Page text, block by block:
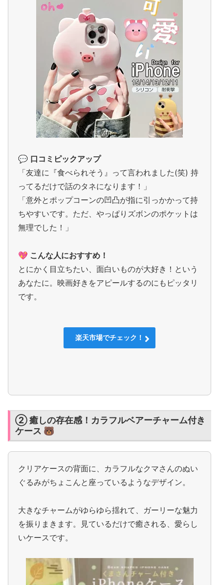
💬 口コミピックアップ
「友達に『食べられそう』って言われました(笑) 持
ってるだけで話のタネになります！」
「意外とポップコーンの凹凸が指に引っかかって持
ちやすいです。ただ、やっぱりズボンのポケットは
無理でした！」
💖 こんな人におすすめ！
とにかく目立ちたい、面白いものが大好き！という
あなたに。映画好きをアピールするのにもピッタリ
です。
楽天市場でチェック！
② 癒しの存在感！カラフルベアーチャーム付き
ケース 🐻
クリアケースの背面に、カラフルなクマさんのぬい
ぐるみがちょこんと座っているようなデザイン。
大きなチャームがゆらゆら揺れて、ガーリーな魅力
を振りまきます。見ているだけで癒される、愛らし
いケースです。